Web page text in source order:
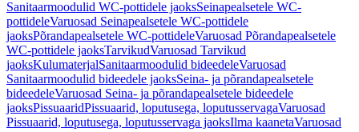
Sanitaarmoodulid WC-pottidele jaoksSeinapealsetele WC-
pottideleVaruosad Seinapealsetele WC-pottidele
jaoksPõrandapealsetele WC-pottideleVaruosad Põrandapealsetele
WC-pottidele jaoksTarvikudVaruosad Tarvikud
jaoksKulumaterjalSanitaarmoodulid bideedeleVaruosad
Sanitaarmoodulid bideedele jaoksSeina- ja põrandapealsetele
bideedeleVaruosad Seina- ja põrandapealsetele bideedele
jaoksPissuaaridPissuaarid, loputusega, loputusservagaVaruosad
Pissuaarid, loputusega, loputusservaga jaoksIlma kaanetaVaruosad